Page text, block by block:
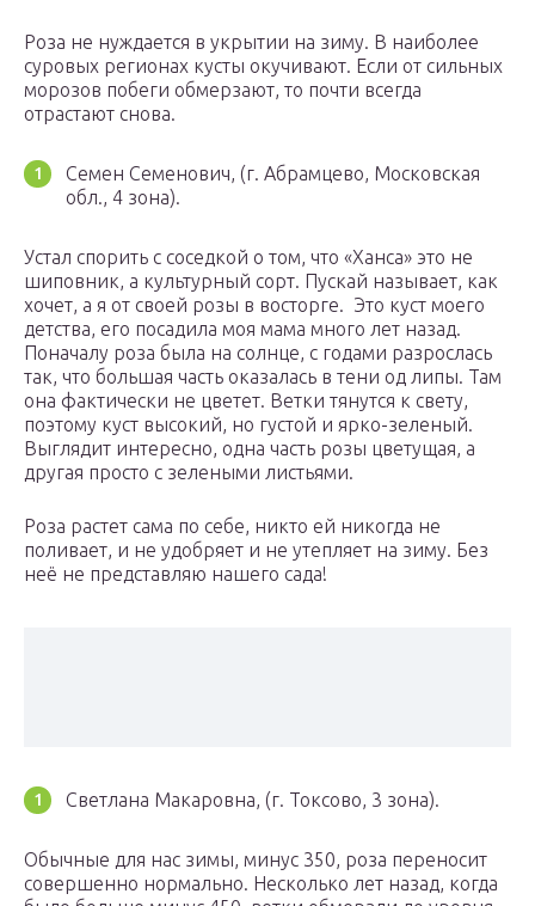
Роза не нуждается в укрытии на зиму. В наиболее
суровых регионах кусты окучивают. Если от сильных
морозов побеги обмерзают, то почти всегда
отрастают снова.
Семен Семенович, (г. Абрамцево, Московская
обл., 4 зона).
Устал спорить с соседкой о том, что «Ханса» это не
шиповник, а культурный сорт. Пускай называет, как
хочет, а я от своей розы в восторге. Это куст моего
детства, его посадила моя мама много лет назад.
Поначалу роза была на солнце, с годами разрослась
так, что большая часть оказалась в тени од липы. Там
она фактически не цветет. Ветки тянутся к свету,
поэтому куст высокий, но густой и ярко-зеленый.
Выглядит интересно, одна часть розы цветущая, а
другая просто с зелеными листьями.
Роза растет сама по себе, никто ей никогда не
поливает, и не удобряет и не утепляет на зиму. Без
неё не представляю нашего сада!
Светлана Макаровна, (г. Токсово, 3 зона).
Обычные для нас зимы, минус 350, роза переносит
совершенно нормально. Несколько лет назад, когда